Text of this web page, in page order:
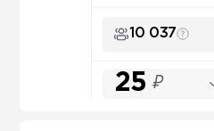
10 037
25 ₽